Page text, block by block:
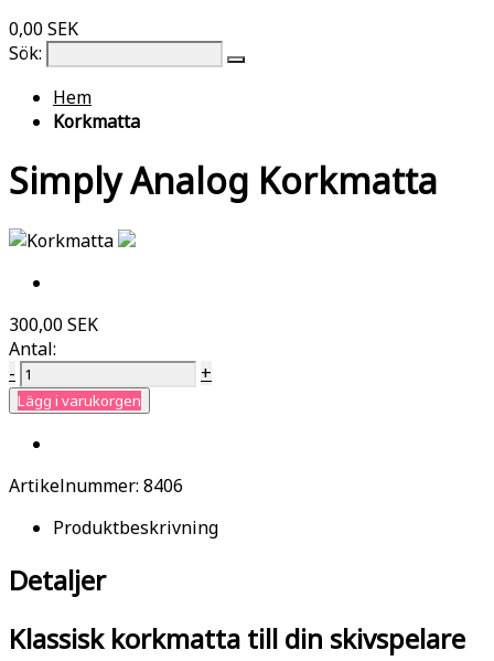
0,00 SEK
Sök:
Hem
Korkmatta
Simply Analog Korkmatta
300,00 SEK
Antal:
-
+
Lägg i varukorgen
Artikelnummer: 8406
Produktbeskrivning
Detaljer
Klassisk korkmatta till din skivspelare